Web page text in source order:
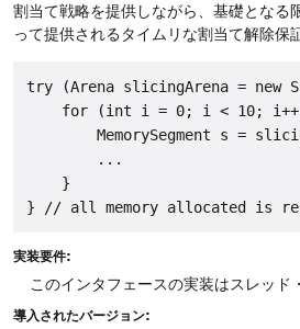
割当て戦略を提供しながら、基礎となる
って提供されるタイムリな割当て解除保
try (Arena slicingArena = new
for (int i = 0; i < 10;
MemorySegment s =
        ...
    }
実装要件:
このインタフェースの実装はスレッド
導入されたバージョン: